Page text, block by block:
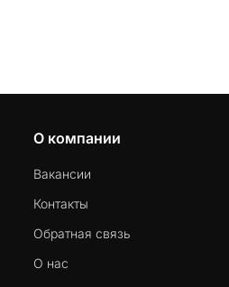
О компании
Вакансии
Контакты
Обратная связь
О нас